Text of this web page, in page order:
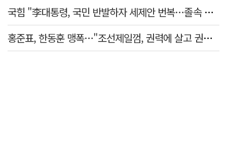
국힘 "李대통령, 국민 반발하자 세제안 번복…졸속 국정 즉각 중단"
홍준표, 한동훈 맹폭…"조선제일껌, 권력에 살고 권력에 죽었다"